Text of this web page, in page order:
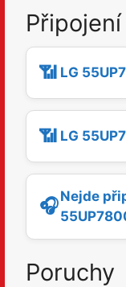
Připojení
📶 LG
📶 LG
🎧Nejde
Poruchy